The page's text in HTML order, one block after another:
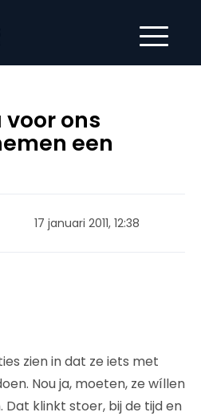
ons
een
17 januari 2011, 12:38
zien in dat ze iets met
Nou ja, moeten, ze wíllen
Dat klinkt stoer, bij de tijd en